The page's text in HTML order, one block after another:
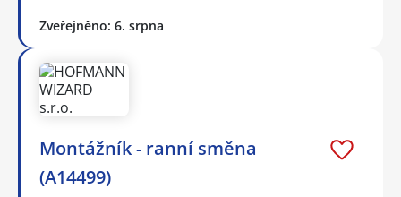
Zveřejněno: 6. srpna
Montážník - ranní směna
(A14499)